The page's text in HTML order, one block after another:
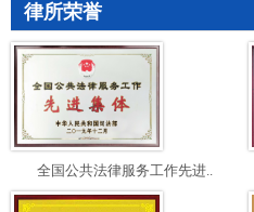
律所荣誉
全国公共法律服务工作先进..